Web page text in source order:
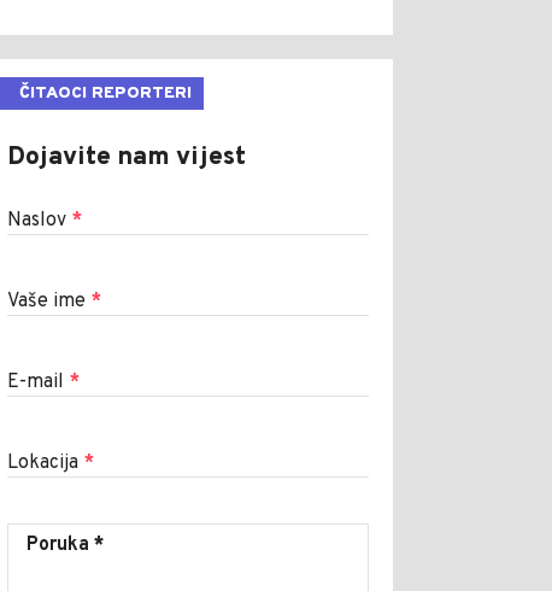
ČITAOCI REPORTERI
Dojavite nam vijest
Naslov *
Vaše ime *
E-mail *
Lokacija *